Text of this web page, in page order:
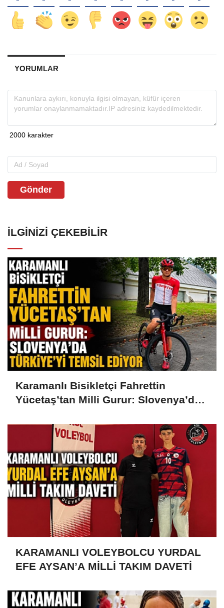
YORUMLAR
Gönder
İLGINIZI ÇEKEBILIR
Karamanlı Bisikletçi Fahrettin
Yücetaş’tan Milli Gurur: Slovenya’da
KARAMANLI VOLEYBOLCU YURDAL
EFE AYSAN’A MİLLİ TAKIM DAVETİ